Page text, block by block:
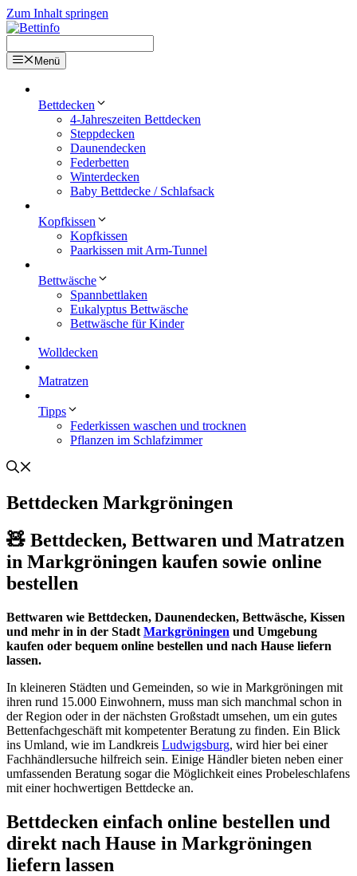
Zum Inhalt springen
Menü
Bettdecken
4-Jahreszeiten Bettdecken
Steppdecken
Daunendecken
Federbetten
Winterdecken
Baby Bettdecke / Schlafsack
Kopfkissen
Kopfkissen
Paarkissen mit Arm-Tunnel
Bettwäsche
Spannbettlaken
Eukalyptus Bettwäsche
Bettwäsche für Kinder
Wolldecken
Matratzen
Tipps
Federkissen waschen und trocknen
Pflanzen im Schlafzimmer
Bettdecken Markgröningen
🧸 Bettdecken, Bettwaren und Matratzen
in Markgröningen kaufen sowie online
bestellen
Bettwaren wie Bettdecken, Daunendecken, Bettwäsche, Kissen
und mehr in in der Stadt Markgröningen und Umgebung
kaufen oder bequem online bestellen und nach Hause liefern
lassen.
In kleineren Städten und Gemeinden, so wie in Markgröningen mit
ihren rund 15.000 Einwohnern, muss man sich manchmal schon in
der Region oder in der nächsten Großstadt umsehen, um ein gutes
Bettenfachgeschäft mit kompetenter Beratung zu finden. Ein Blick
ins Umland, wie im Landkreis Ludwigsburg, wird hier bei einer
Fachhändlersuche hilfreich sein. Einige Händler bieten neben einer
umfassenden Beratung sogar die Möglichkeit eines Probeleschlafens
mit einer hochwertigen Bettdecke an.
Bettdecken einfach online bestellen und
direkt nach Hause in Markgröningen
liefern lassen